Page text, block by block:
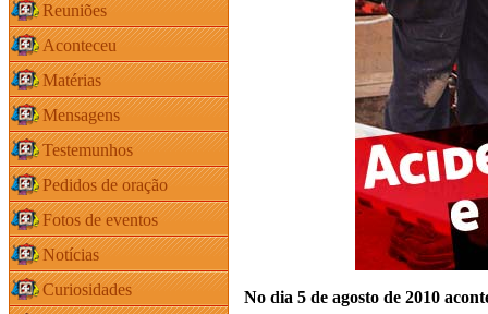
Reuniões
Aconteceu
Matérias
Mensagens
Testemunhos
Pedidos de oração
Fotos de eventos
Notícias
Curiosidades
No dia 5 de agosto de 2010